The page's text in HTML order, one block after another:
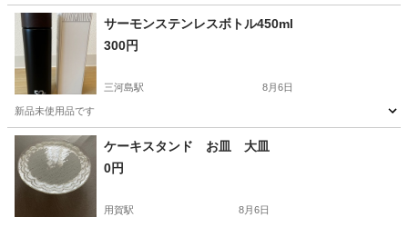
茨城 常陸大宮市サーモンステンレスボトル450ml
300円
三河島駅 8月6日
新品未使用品です
東京 荒川区 三河島駅 家庭用品
ケーキスタンド お皿 大皿
0円
用賀駅 8月6日